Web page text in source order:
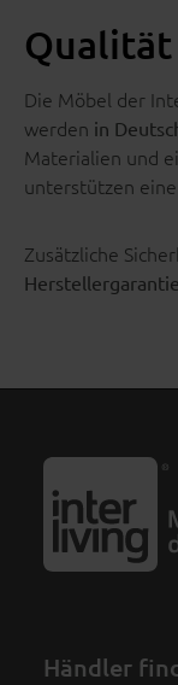
Qualität
Die Möbel der
werden in
Materialien und
unterstützen
Zusätzliche
Herstellergarantie
Händler